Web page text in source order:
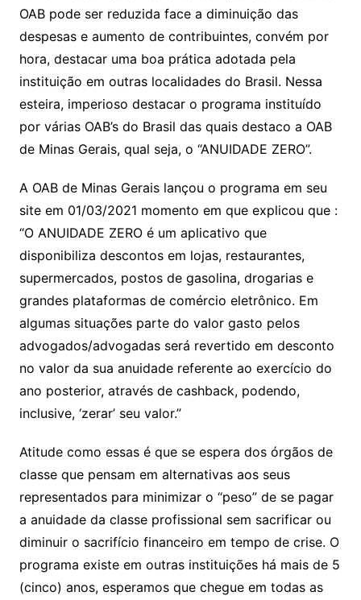
OAB pode ser reduzida face a diminuição das
despesas e aumento de contribuintes, convém por
hora, destacar uma boa prática adotada pela
instituição em outras localidades do Brasil. Nessa
esteira, imperioso destacar o programa instituído
por várias OAB’s do Brasil das quais destaco a OAB
de Minas Gerais, qual seja, o “ANUIDADE ZERO”.
A OAB de Minas Gerais lançou o programa em seu
site em 01/03/2021 momento em que explicou que :
“O ANUIDADE ZERO é um aplicativo que
disponibiliza descontos em lojas, restaurantes,
supermercados, postos de gasolina, drogarias e
grandes plataformas de comércio eletrônico. Em
algumas situações parte do valor gasto pelos
advogados/advogadas será revertido em desconto
no valor da sua anuidade referente ao exercício do
ano posterior, através de cashback, podendo,
inclusive, ‘zerar’ seu valor.”
Atitude como essas é que se espera dos órgãos de
classe que pensam em alternativas aos seus
representados para minimizar o “peso” de se pagar
a anuidade da classe profissional sem sacrificar ou
diminuir o sacrifício financeiro em tempo de crise. O
programa existe em outras instituições há mais de 5
(cinco) anos, esperamos que chegue em todas as